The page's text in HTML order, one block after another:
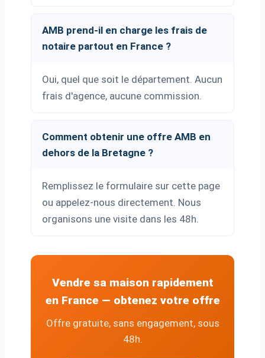
AMB prend-il en charge les frais de
notaire partout en France ?
Oui, quel que soit le département. Aucun
frais d'agence, aucune commission.
Comment obtenir une offre AMB en
dehors de la Bretagne ?
Remplissez le formulaire sur cette page
ou appelez-nous directement. Nous
organisons une visite dans les 48h.
Vendre sa maison rapidement
en France — obtenez votre offre
Offre gratuite, sans engagement, sous
48h.